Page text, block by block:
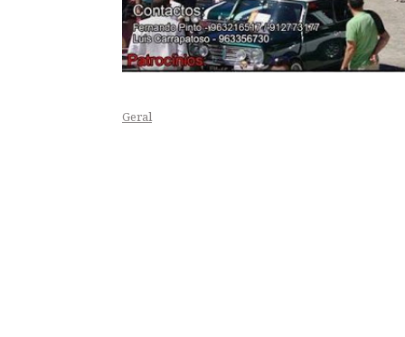
Geral